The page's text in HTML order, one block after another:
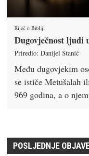
Riječ o Bibliji
Dugovječnost ljudi
Priredio: Danijel Stanić
Među dugovjekim
se ističe Metušalah
969 godina, a o
POSLJEDNJE